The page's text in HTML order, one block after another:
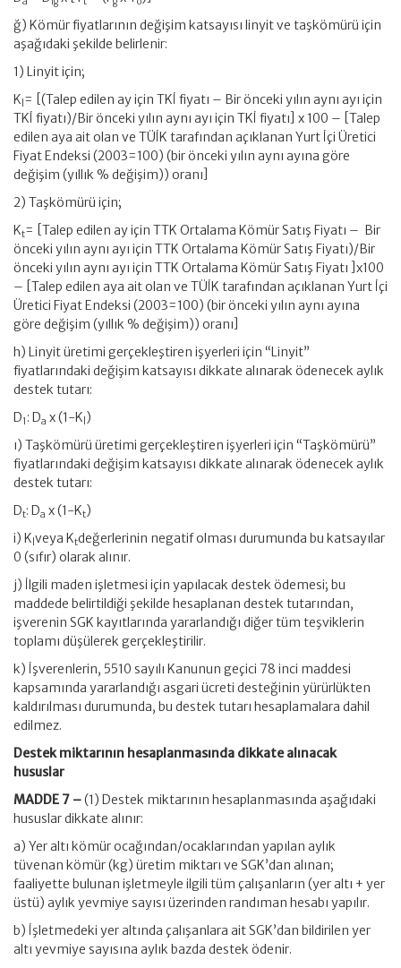
ğ) Kömür fiyatlarının değişim katsayısı linyit ve taşkömürü için
aşağıdaki şekilde belirlenir:
1) Linyit için;
K = [(Talep edilen ay için TKİ fiyatı – Bir önceki yılın aynı ayı için
TKİ fiyatı)/Bir önceki yılın aynı ayı için TKİ fiyatı] x 100 – [Talep
edilen aya ait olan ve TÜİK tarafından açıklanan Yurt İçi Üretici
Fiyat Endeksi (2003=100) (bir önceki yılın aynı ayına göre
değişim (yıllık % değişim)) oranı]
2) Taşkömürü için;
Kt= [Talep edilen ay için TTK Ortalama Kömür Satış Fiyatı – Bir
önceki yılın aynı ayı için TTK Ortalama Kömür Satış Fiyatı)/Bir
önceki yılın aynı ayı için TTK Ortalama Kömür Satış Fiyatı ]x100
– [Talep edilen aya ait olan ve TÜİK tarafından açıklanan Yurt İçi
Üretici Fiyat Endeksi (2003=100) (bir önceki yılın aynı ayına
göre değişim (yıllık % değişim)) oranı]
h) Linyit üretimi gerçekleştiren işyerleri için “Linyit”
fiyatlarındaki değişim katsayısı dikkate alınarak ödenecek aylık
destek tutarı:
D1 : Da x (1-K )
ı) Taşkömürü üretimi gerçekleştiren işyerleri için “Taşkömürü”
fiyatlarındaki değişim katsayısı dikkate alınarak ödenecek aylık
destek tutarı:
Dt: Da x (1-Kt)
i) K veya Ktdeğerlerinin negatif olması durumunda bu katsayılar
0 (sıfır) olarak alınır.
j) İlgili maden işletmesi için yapılacak destek ödemesi; bu
maddede belirtildiği şekilde hesaplanan destek tutarından,
işverenin SGK kayıtlarında yararlandığı diğer tüm teşviklerin
toplamı düşülerek gerçekleştirilir.
k) İşverenlerin, 5510 sayılı Kanunun geçici 78 inci maddesi
kapsamında yararlandığı asgari ücreti desteğinin yürürlükten
kaldırılması durumunda, bu destek tutarı hesaplamalara dahil
edilmez.
Destek miktarının hesaplanmasında dikkate alınacak
hususlar
MADDE 7 –(1) Destek miktarının hesaplanmasında aşağıdaki
hususlar dikkate alınır:
a) Yer altı kömür ocağından/ocaklarından yapılan aylık
tüvenan kömür (kg) üretim miktarı ve SGK’dan alınan;
faaliyette bulunan işletmeyle ilgili tüm çalışanların (yer altı + yer
üstü) aylık yevmiye sayısı üzerinden randıman hesabı yapılır.
b) İşletmedeki yer altında çalışanlara ait SGK’dan bildirilen yer
altı yevmiye sayısına aylık bazda destek ödenir.